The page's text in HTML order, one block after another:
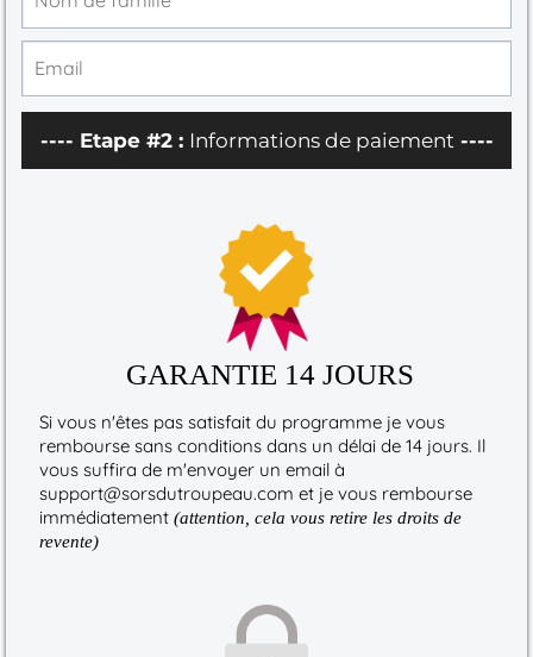
---- Etape #2 : Informations de paiement----
GARANTIE 14 JOURS
Si vous n'êtes pas satisfait du programme je vous
rembourse sans conditions dans un délai de 14 jours. Il
vous suffira de m'envoyer un email à
support@sorsdutroupeau.com et je vous rembourse
immédiatement (attention, cela vous retire les droits de
revente)